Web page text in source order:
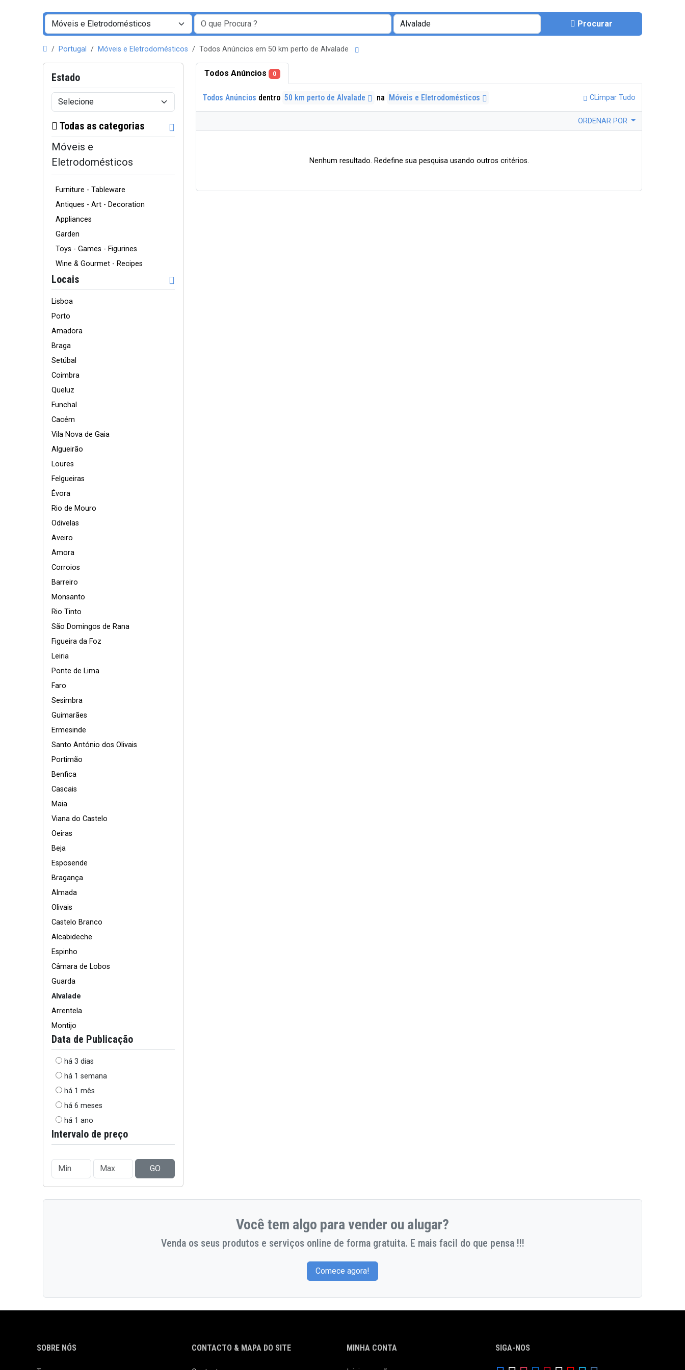
Procurar
Portugal Móveis e Eletrodomésticos Todos Anúncios em 50 km perto de Alvalade
Estado
Todas as categorias
Móveis e
Eletrodomésticos
Furniture - Tableware
Antiques - Art - Decoration
Appliances
Garden
Toys - Games - Figurines
Wine & Gourmet - Recipes
Locais
Lisboa
Porto
Amadora
Braga
Setúbal
Coimbra
Queluz
Funchal
Cacém
Vila Nova de Gaia
Algueirão
Loures
Felgueiras
Évora
Rio de Mouro
Odivelas
Aveiro
Amora
Corroios
Barreiro
Monsanto
Rio Tinto
São Domingos de Rana
Figueira da Foz
Leiria
Ponte de Lima
Faro
Sesimbra
Guimarães
Ermesinde
Santo António dos Olivais
Portimão
Benfica
Cascais
Maia
Viana do Castelo
Oeiras
Beja
Esposende
Bragança
Almada
Olivais
Castelo Branco
Alcabideche
Espinho
Câmara de Lobos
Guarda
Alvalade
Arrentela
Montijo
Data de Publicação
há 3 dias
há 1 semana
há 1 mês
há 6 meses
há 1 ano
Intervalo de preço
GO
Todos Anúncios 0
Todos Anúncios dentro 50 km perto de Alvalade na Móveis e Eletrodomésticos CLimpar Tudo
ORDENAR POR
Nenhum resultado. Redefine sua pesquisa usando outros critérios.
Você tem algo para vender ou alugar?
Venda os seus produtos e serviços online de forma gratuita. E mais facil do que pensa !!!
Comece agora!
SOBRE NÓS CONTACTO & MAPA DO SITE MINHA CONTA SIGA-NOS